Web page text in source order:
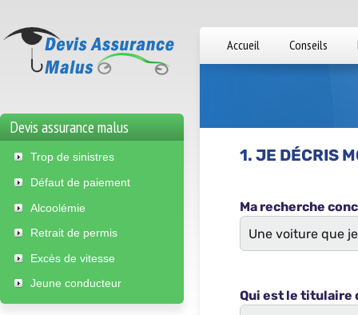
Accueil Conseils
Devis assurance malus
Trop de sinistres
Défaut de paiement
Alcoolémie
Retrait de permis
Excès de vitesse
Jeune conducteur